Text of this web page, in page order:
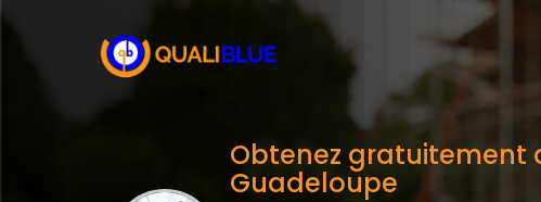
Obtenez gratuitement
Guadeloupe